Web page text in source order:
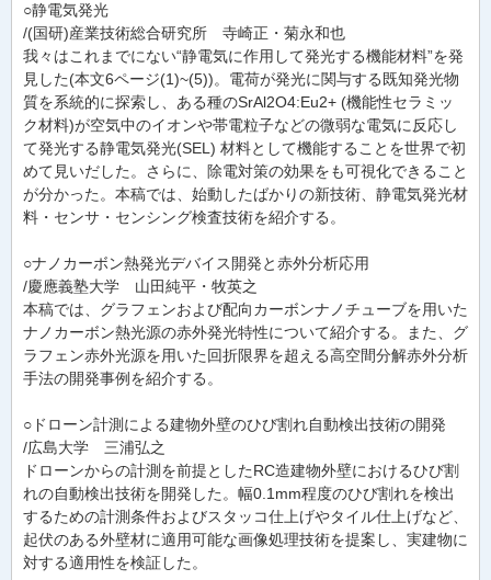
○静電気発光
/(国研)産業技術総合研究所 寺崎正・菊永和也
我々はこれまでにない“静電気に作用して発光する機能材料”を発
見した(本文6ページ(1)~(5))。電荷が発光に関与する既知発光物
質を系統的に探索し、ある種のSrAl2O4:Eu2+ (機能性セラミッ
ク材料)が空気中のイオンや帯電粒子などの微弱な電気に反応し
て発光する静電気発光(SEL) 材料として機能することを世界で初
めて見いだした。さらに、除電対策の効果をも可視化できること
が分かった。本稿では、始動したばかりの新技術、静電気発光材
料・センサ・センシング検査技術を紹介する。
○ナノカーボン熱発光デバイス開発と赤外分析応用
/慶應義塾大学 山田純平・牧英之
本稿では、グラフェンおよび配向カーボンナノチューブを用いた
ナノカーボン熱光源の赤外発光特性について紹介する。また、グ
ラフェン赤外光源を用いた回折限界を超える高空間分解赤外分析
手法の開発事例を紹介する。
○ドローン計測による建物外壁のひび割れ自動検出技術の開発
/広島大学 三浦弘之
ドローンからの計測を前提としたRC造建物外壁におけるひび割
れの自動検出技術を開発した。幅0.1mm程度のひび割れを検出
するための計測条件およびスタッコ仕上げやタイル仕上げなど、
起伏のある外壁材に適用可能な画像処理技術を提案し、実建物に
対する適用性を検証した。